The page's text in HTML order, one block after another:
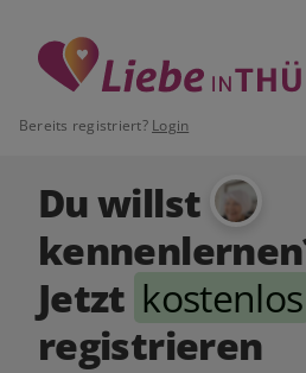
Bereits registriert? Login
Du willst
Jetzt kostenlos
registrieren